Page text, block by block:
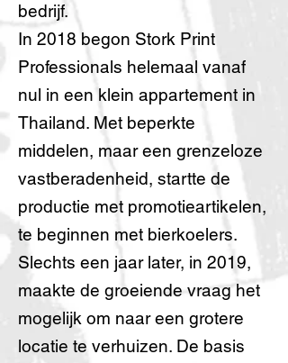
bedrijf.
In 2018 begon Stork Print
Professionals helemaal vanaf
nul in een klein appartement in
Thailand. Met beperkte
middelen, maar een grenzeloze
vastberadenheid, startte de
productie met promotieartikelen,
te beginnen met bierkoelers.
Slechts een jaar later, in 2019,
maakte de groeiende vraag het
mogelijk om naar een grotere
locatie te verhuizen. De basis